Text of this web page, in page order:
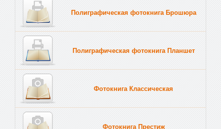
Полиграфическая фотокнига Брошюра
Полиграфическая фотокнига Планшет
Фотокнига Классическая
Фотокнига Престиж